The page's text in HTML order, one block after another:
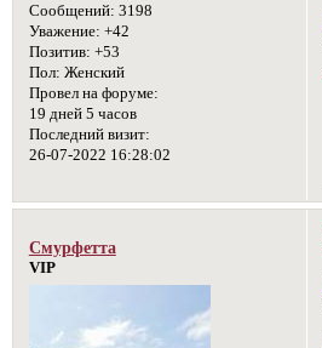
Сообщений: 3198
Уважение: +42
Позитив: +53
Пол: Женский
Провел на форуме:
19 дней 5 часов
Последний визит:
26-07-2022 16:28:02
Смурфетта
VIP